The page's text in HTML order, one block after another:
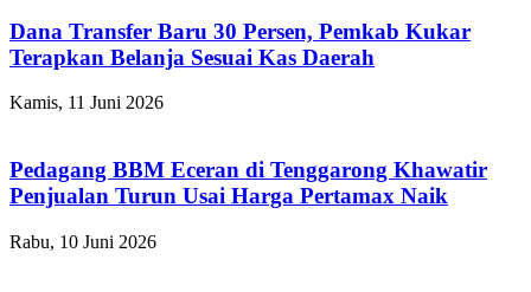
Dana Transfer Baru 30 Persen, Pemkab Kukar
Terapkan Belanja Sesuai Kas Daerah
Kamis, 11 Juni 2026
Pedagang BBM Eceran di Tenggarong Khawatir
Penjualan Turun Usai Harga Pertamax Naik
Rabu, 10 Juni 2026